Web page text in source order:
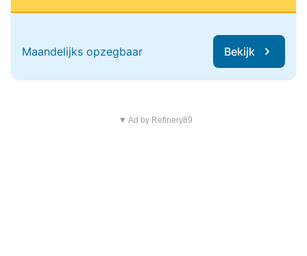
Maandelijks opzegbaar Bekijk
▼ Ad by Refinery89